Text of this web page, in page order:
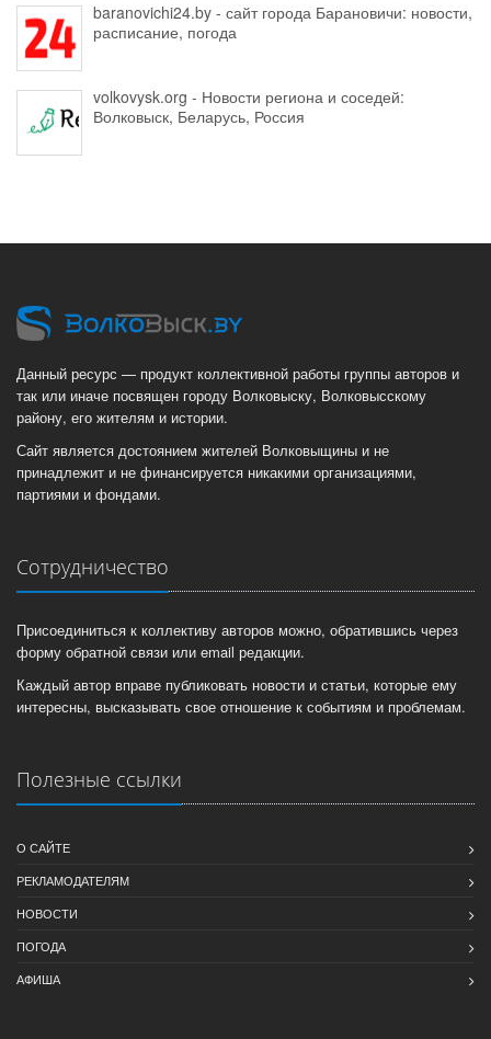
baranovichi24.by - сайт города Барановичи: новости,
расписание, погода
volkovysk.org - Новости региона и соседей:
Волковыск, Беларусь, Россия
Данный ресурс — продукт коллективной работы группы авторов и
так или иначе посвящен городу Волковыску, Волковысскому
району, его жителям и истории.
Сайт является достоянием жителей Волковыщины и не
принадлежит и не финансируется никакими организациями,
партиями и фондами.
Сотрудничество
Присоединиться к коллективу авторов можно, обратившись через
форму обратной связи или email редакции.
Каждый автор вправе публиковать новости и статьи, которые ему
интересны, высказывать свое отношение к событиям и проблемам.
Полезные ссылки
О САЙТЕ
РЕКЛАМОДАТЕЛЯМ
НОВОСТИ
ПОГОДА
АФИША